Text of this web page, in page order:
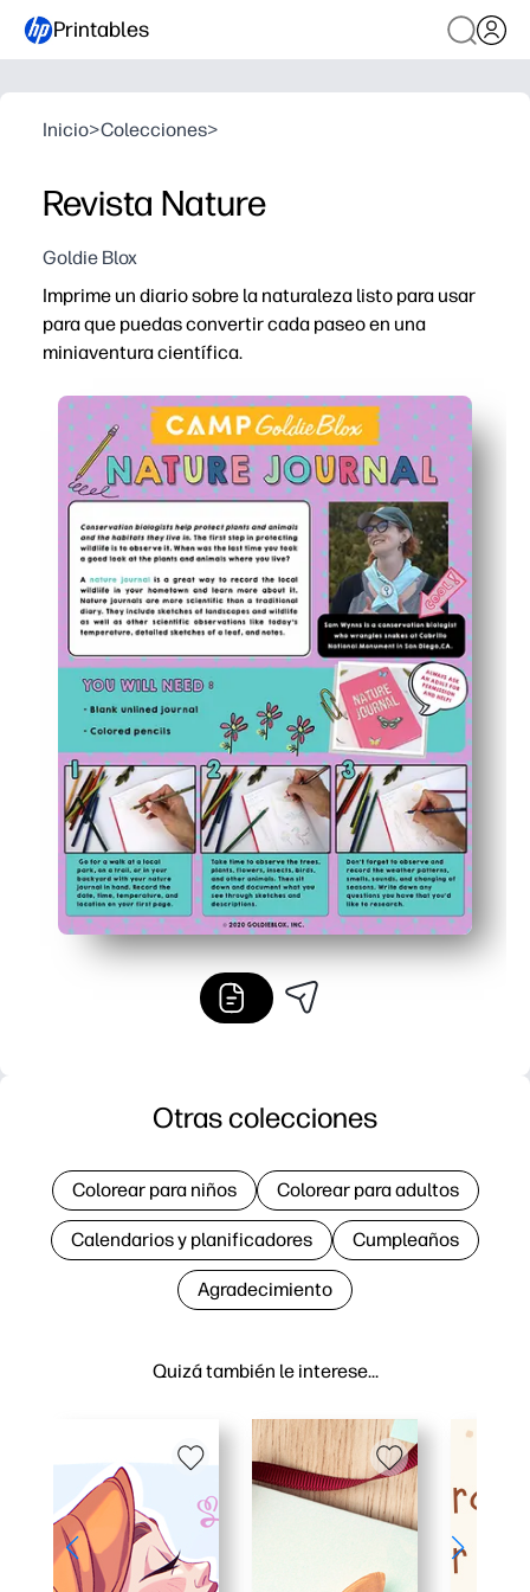
Printables
Inicio>Colecciones>
Revista Nature
Goldie Blox
Imprime un diario sobre la naturaleza listo para usar
para que puedas convertir cada paseo en una
miniaventura científica.
Páginas sin preparación, solo hay que imprimirlas y
Las instrucciones y las listas de verificación guían las
Flexible para el hogar, la clase o el campamento:
Fomenta la curiosidad y la conciencia ecológica: los
Quizá también le interese…
Otras colecciones
Colorear para niños Colorear para adultos
Calendarios y planificadores Cumpleaños
Agradecimiento